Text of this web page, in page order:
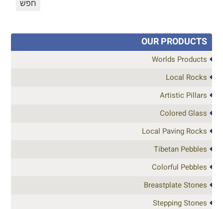
OUR PRODUCTS
Worlds Products
Local Rocks
Artistic Pillars
Colored Glass
Local Paving Rocks
Tibetan Pebbles
Colorful Pebbles
Breastplate Stones
Stepping Stones